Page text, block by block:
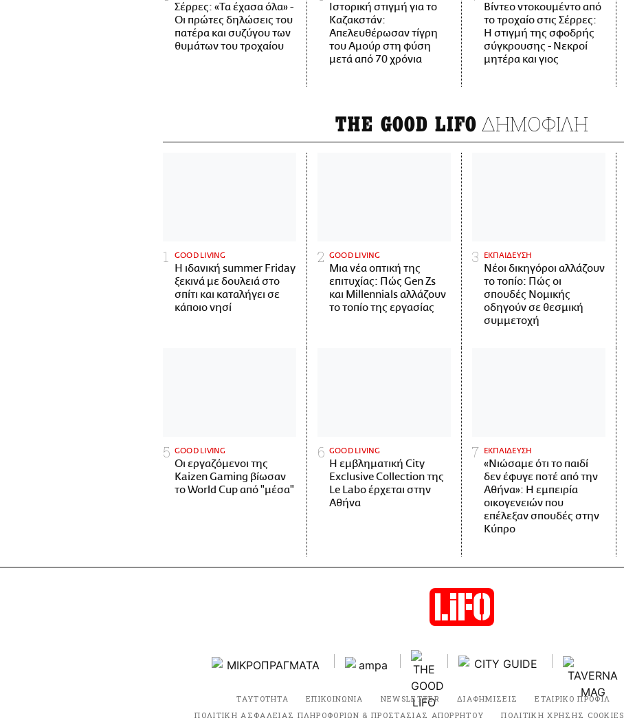
Σέρρες: «Τα έχασα όλα» -
Οι πρώτες δηλώσεις του
πατέρα και συζύγου των
θυμάτων του τροχαίου
Ιστορική στιγμή για το
Καζακστάν:
Απελευθέρωσαν τίγρη
του Αμούρ στη φύση
μετά από 70 χρόνια
Βίντεο ντοκουμέντο από
το τροχαίο στις Σέρρες:
Η στιγμή της σφοδρής
σύγκρουσης - Νεκροί
μητέρα και γιος
THE GOOD LIFO ΔΗΜΟΦΙΛΗ
GOOD LIVING
Η ιδανική summer Friday
ξεκινά με δουλειά στο
σπίτι και καταλήγει σε
κάποιο νησί
GOOD LIVING
Μια νέα οπτική της
επιτυχίας: Πώς Gen Zs
και Millennials αλλάζουν
το τοπίο της εργασίας
ΕΚΠΑΙΔΕΥΣΗ
Νέοι δικηγόροι αλλάζουν
το τοπίο: Πώς οι
σπουδές Νομικής
οδηγούν σε θεσμική
συμμετοχή
GOOD LIVING
Οι εργαζόμενοι της
Kaizen Gaming βίωσαν
το World Cup από "μέσα"
GOOD LIVING
Η εμβληματική City
Exclusive Collection της
Le Labo έρχεται στην
Αθήνα
ΕΚΠΑΙΔΕΥΣΗ
«Νιώσαμε ότι το παιδί
δεν έφυγε ποτέ από την
Αθήνα»: Η εμπειρία
οικογενειών που
επέλεξαν σπουδές στην
Κύπρο
ΤΑΥΤΟΤΗΤΑ ΕΠΙΚΟΙΝΩΝΙΑ NEWSLETTER ΔΙΑΦΗΜΙΣΕΙΣ ΕΤΑΙΡΙΚΟ ΠΡΟΦΙΛ
ΠΟΛΙΤΙΚΗ ΑΣΦΑΛΕΙΑΣ ΠΛΗΡΟΦΟΡΙΩΝ & ΠΡΟΣΤΑΣΙΑΣ ΑΠΟΡΡΗΤΟΥ
ΠΟΛΙΤΙΚΗ ΧΡΗΣΗΣ COOKIES